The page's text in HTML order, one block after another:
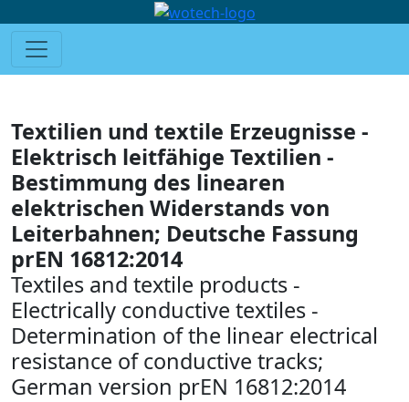
Textilien und textile Erzeugnisse -
Elektrisch leitfähige Textilien -
Bestimmung des linearen
elektrischen Widerstands von
Leiterbahnen; Deutsche Fassung
prEN 16812:2014
Textiles and textile products -
Electrically conductive textiles -
Determination of the linear electrical
resistance of conductive tracks;
German version prEN 16812:2014